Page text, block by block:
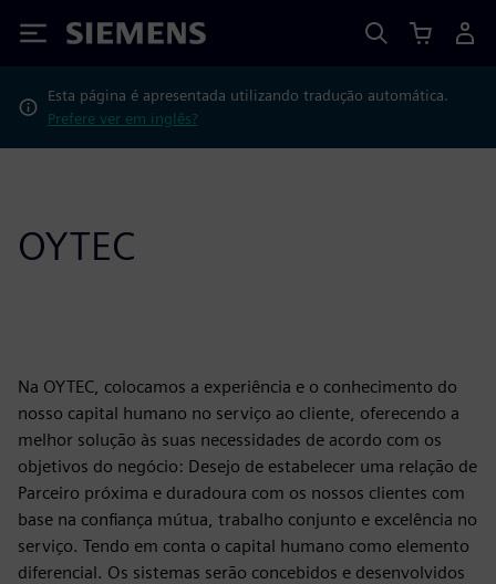
Siemens
Esta página é apresentada utilizando tradução automática.
Prefere ver em inglês?
OYTEC
Na OYTEC, colocamos a experiência e o conhecimento do
nosso capital humano no serviço ao cliente, oferecendo a
melhor solução às suas necessidades de acordo com os
objetivos do negócio: Desejo de estabelecer uma relação de
Parceiro próxima e duradoura com os nossos clientes com
base na confiança mútua, trabalho conjunto e excelência no
serviço. Tendo em conta o capital humano como elemento
diferencial. Os sistemas serão concebidos e desenvolvidos